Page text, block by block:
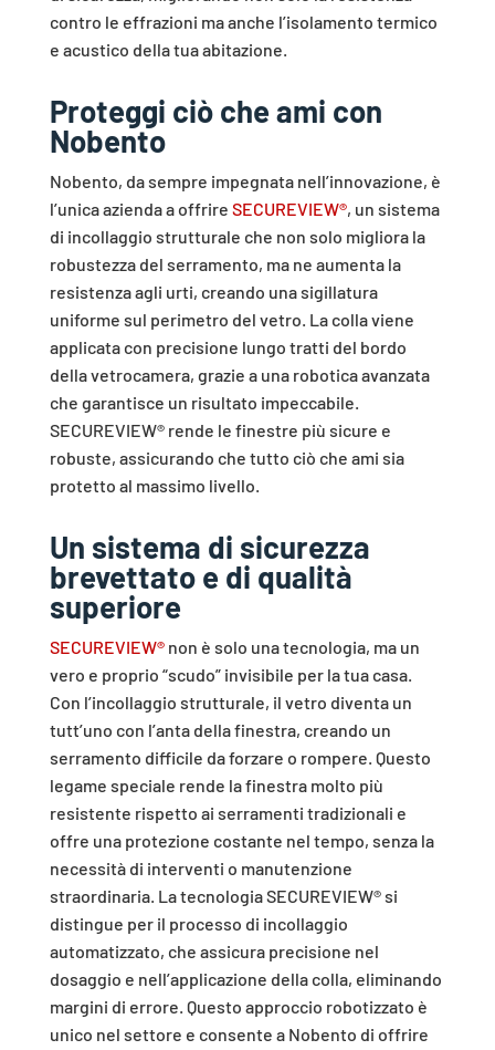
contro le effrazioni ma anche l’isolamento termico
e acustico della tua abitazione.
Proteggi ciò che ami con
Nobento
Nobento, da sempre impegnata nell’innovazione, è
l’unica azienda a offrire SECUREVIEW®, un sistema
di incollaggio strutturale che non solo migliora la
robustezza del serramento, ma ne aumenta la
resistenza agli urti, creando una sigillatura
uniforme sul perimetro del vetro. La colla viene
applicata con precisione lungo tratti del bordo
della vetrocamera, grazie a una robotica avanzata
che garantisce un risultato impeccabile.
SECUREVIEW® rende le finestre più sicure e
robuste, assicurando che tutto ciò che ami sia
protetto al massimo livello.
Un sistema di sicurezza
brevettato e di qualità
superiore
SECUREVIEW®non è solo una tecnologia, ma un
vero e proprio “scudo” invisibile per la tua casa.
Con l’incollaggio strutturale, il vetro diventa un
tutt’uno con l’anta della finestra, creando un
serramento difficile da forzare o rompere. Questo
legame speciale rende la finestra molto più
resistente rispetto ai serramenti tradizionali e
offre una protezione costante nel tempo, senza la
necessità di interventi o manutenzione
straordinaria. La tecnologia SECUREVIEW® si
distingue per il processo di incollaggio
automatizzato, che assicura precisione nel
dosaggio e nell’applicazione della colla, eliminando
margini di errore. Questo approccio robotizzato è
unico nel settore e consente a Nobento di offrire